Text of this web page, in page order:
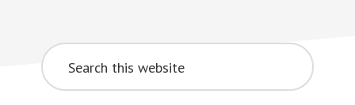
Search
this
website